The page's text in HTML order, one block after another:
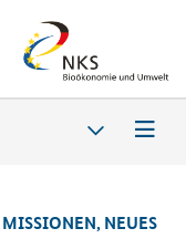
NEUES